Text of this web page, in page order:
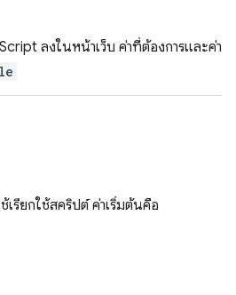
ลงในหน้าเว็บ ค่าที่ต้องการและค่า
รียกใช้สคริปต์ ค่าเริ่มต้นคือ